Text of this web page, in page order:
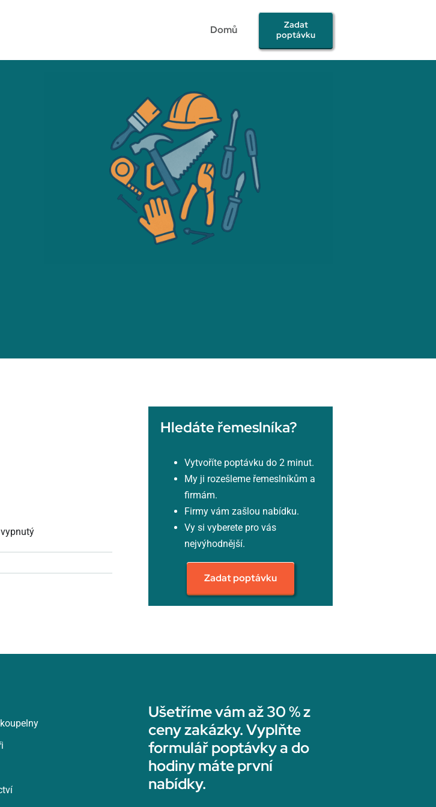
Domů
Zadat
poptávku
Hledáte řemeslníka?
Vytvoříte poptávku do 2 minut.
My ji rozešleme řemeslníkům a
firmám.
Firmy vám zašlou nabídku.
Vy si vyberete pro vás
nejvýhodnější.
Zadat poptávku
Ušetříme vám až 30 % z
ceny zakázky. Vyplňte
formulář poptávky a do
hodiny máte první
nabídky.